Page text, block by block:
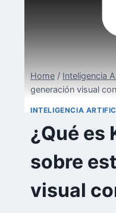
Home / Inteligencia
generación visual
INTELIGENCIA
¿Qué es
sobre
visual